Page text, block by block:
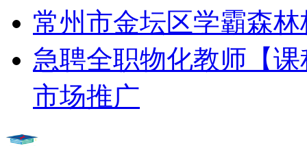
常州市金坛区学霸森
急聘全职物化教师 【
市场推广